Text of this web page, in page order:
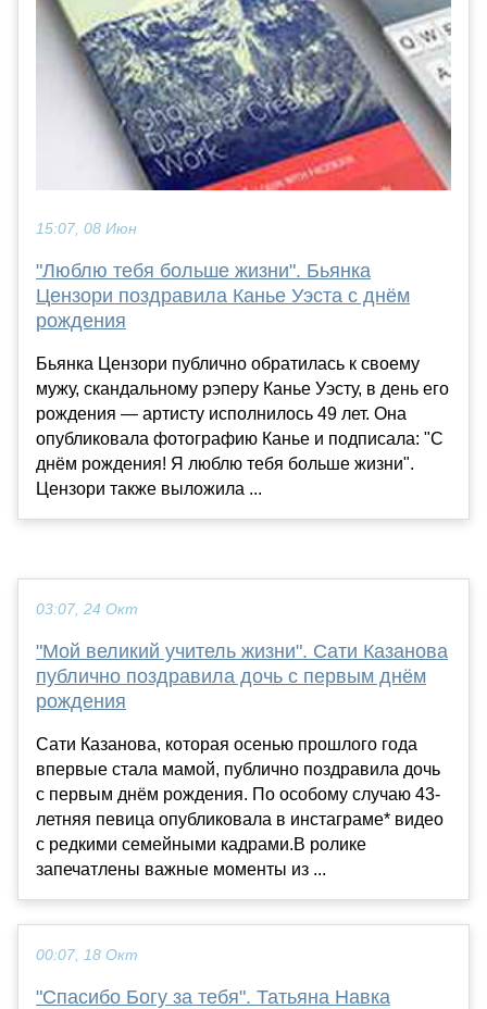
15:07, 08 Июн
"Люблю тебя больше жизни". Бьянка
Цензори поздравила Канье Уэста с днём
рождения
Бьянка Цензори публично обратилась к своему
мужу, скандальному рэперу Канье Уэсту, в день его
рождения — артисту исполнилось 49 лет. Она
опубликовала фотографию Канье и подписала: "С
днём рождения! Я люблю тебя больше жизни".
Цензори также выложила ...
03:07, 24 Окт
"Мой великий учитель жизни". Сати Казанова
публично поздравила дочь с первым днём
рождения
Сати Казанова, которая осенью прошлого года
впервые стала мамой, публично поздравила дочь
с первым днём рождения. По особому случаю 43-
летняя певица опубликовала в инстаграме* видео
с редкими семейными кадрами.В ролике
запечатлены важные моменты из ...
00:07, 18 Окт
"Спасибо Богу за тебя". Татьяна Навка